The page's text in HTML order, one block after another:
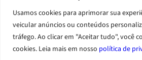
Usamos cookies para aprimorar sua
veicular anúncios ou conteúdos
tráfego. Ao clicar em "Aceitar tudo", você
cookies. Leia mais em nosso política de
Termos de